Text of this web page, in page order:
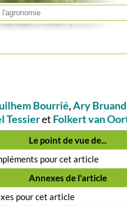
Bourrié,Ary Bruand
Tessieret Folkert van
Le point de vue de...
pour cet article
Annexes de l'article
pour cet article